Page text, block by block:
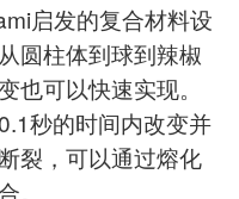
启发的复合材料设
圆柱体到球到辣椒
也可以快速实现。
秒的时间内改变并
裂，可以通过熔化
。